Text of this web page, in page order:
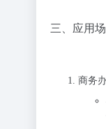
三、应用
商务